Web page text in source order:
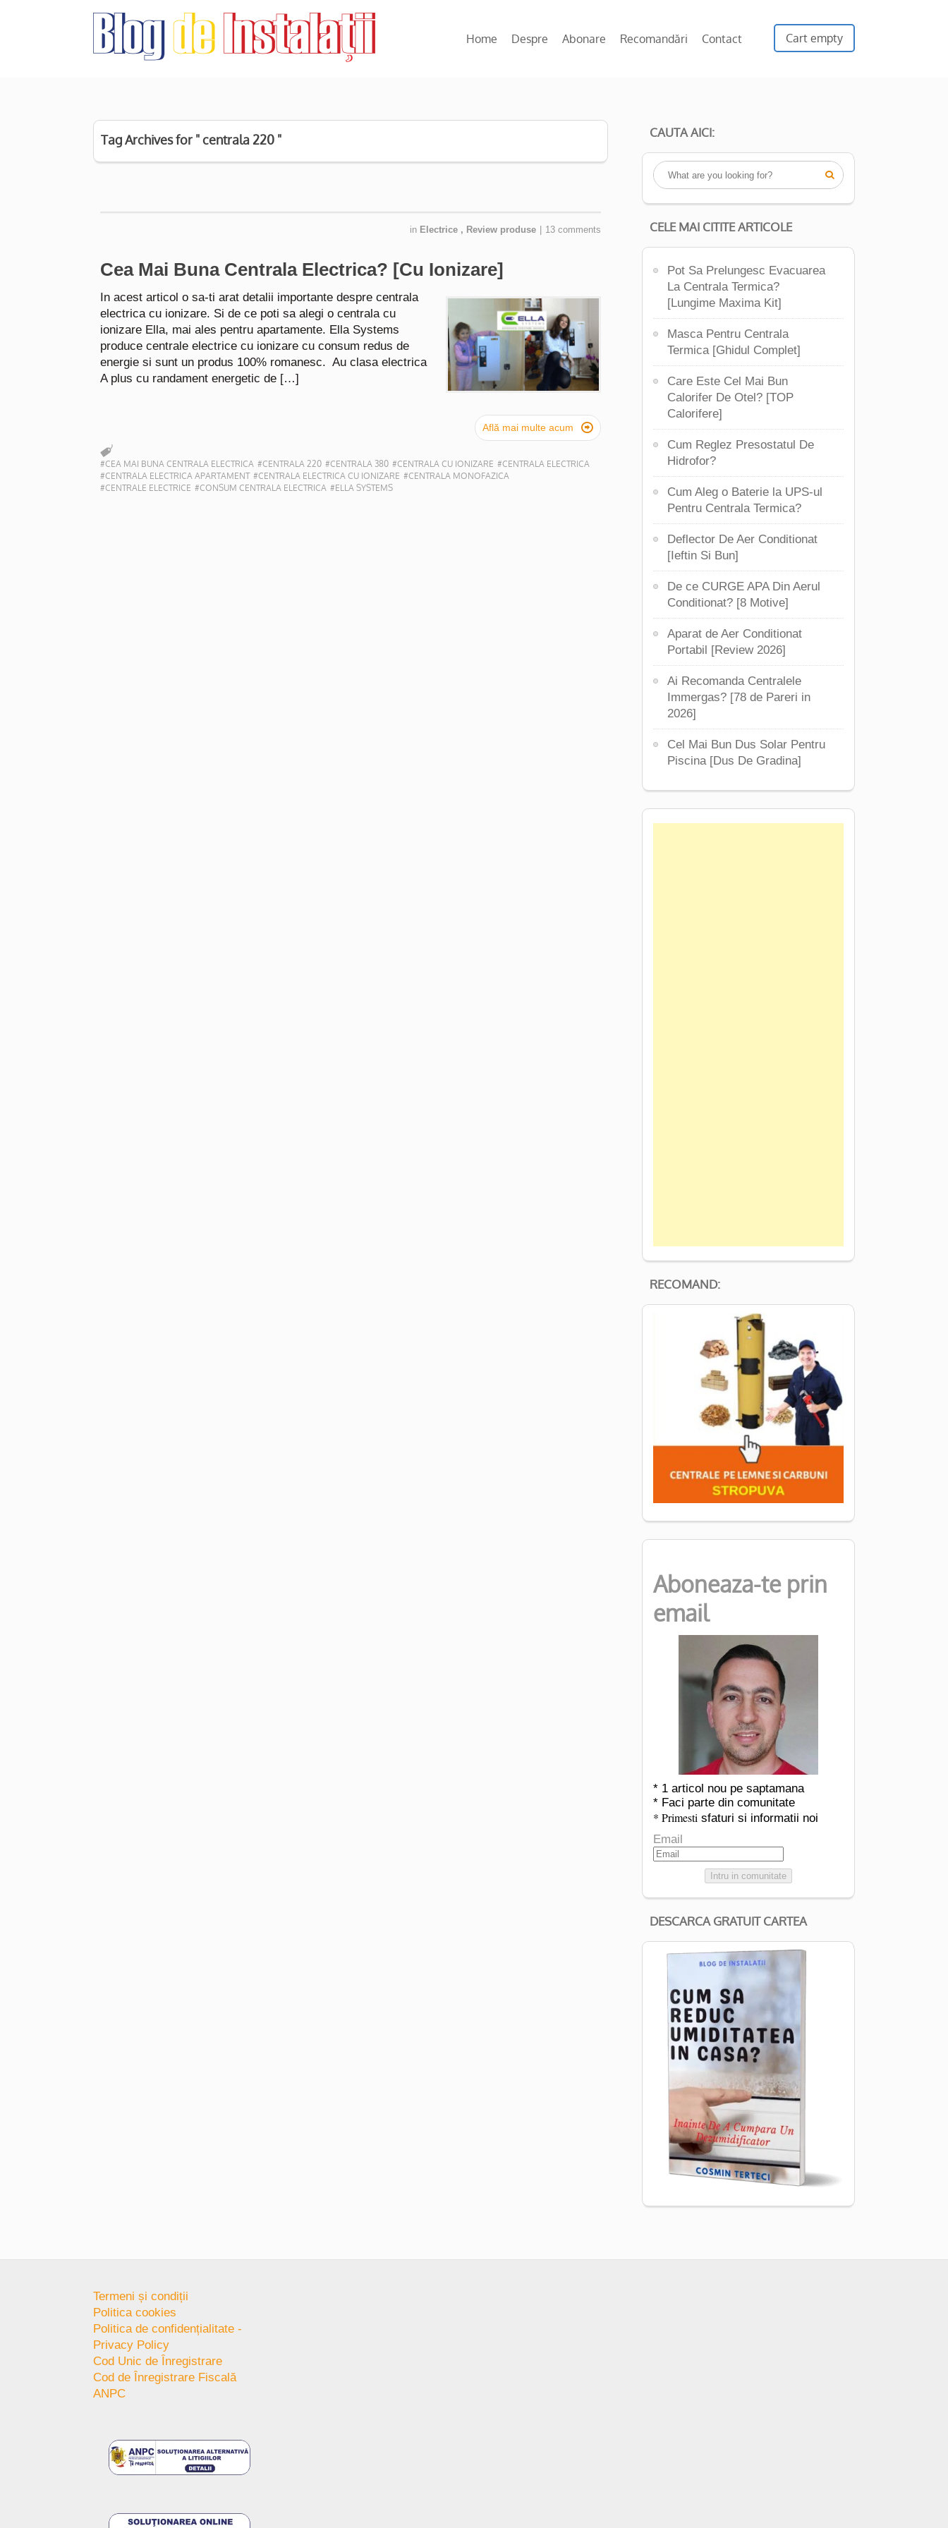
Cart empty
Home Despre Abonare Recomandări Contact
Tag Archives for " centrala 220 "
in Electrice , Review produse 13 comments
Cea Mai Buna Centrala Electrica? [Cu Ionizare]
In acest articol o sa-ti arat detalii importante despre centrala
electrica cu ionizare. Si de ce poti sa alegi o centrala cu
ionizare Ella, mai ales pentru apartamente. Ella Systems
produce centrale electrice cu ionizare cu consum redus de
energie si sunt un produs 100% romanesc. Au clasa electrica
A plus cu randament energetic de […]
Află mai multe acum 
#CEA MAI BUNA CENTRALA ELECTRICA #CENTRALA 220 #CENTRALA 380 #CENTRALA CU IONIZARE #CENTRALA ELECTRICA
#CENTRALA ELECTRICA APARTAMENT #CENTRALA ELECTRICA CU IONIZARE #CENTRALA MONOFAZICA
#CENTRALE ELECTRICE #CONSUM CENTRALA ELECTRICA #ELLA SYSTEMS
CAUTA AICI:

CELE MAI CITITE ARTICOLE
Pot Sa Prelungesc Evacuarea
La Centrala Termica?
[Lungime Maxima Kit]
Masca Pentru Centrala
Termica [Ghidul Complet]
Care Este Cel Mai Bun
Calorifer De Otel? [TOP
Calorifere]
Cum Reglez Presostatul De
Hidrofor?
Cum Aleg o Baterie la UPS-ul
Pentru Centrala Termica?
Deflector De Aer Conditionat
[Ieftin Si Bun]
De ce CURGE APA Din Aerul
Conditionat? [8 Motive]
Aparat de Aer Conditionat
Portabil [Review 2026]
Ai Recomanda Centralele
Immergas? [78 de Pareri in
2026]
Cel Mai Bun Dus Solar Pentru
Piscina [Dus De Gradina]
RECOMAND:
Aboneaza-te prin
email
* 1 articol nou pe saptamana
* Faci parte din comunitate
* Primestisfaturi si informatii noi
Email
Intru in comunitate
DESCARCA GRATUIT CARTEA
Termeni și condiții
Politica cookies
Politica de confidențialitate -
Privacy Policy
Cod Unic de Înregistrare
Cod de Înregistrare Fiscală
ANPC